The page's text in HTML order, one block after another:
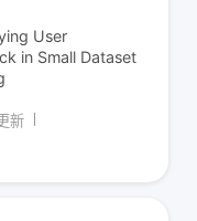
User
in Small Dataset
新